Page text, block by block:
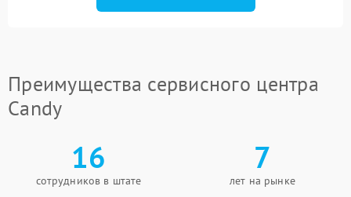
Преимущества сервисного центра
Candy
16
сотрудников в штате
7
лет на рынке